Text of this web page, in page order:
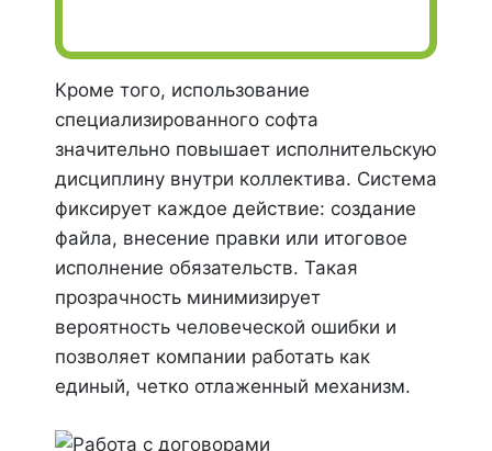
Кроме того, использование
специализированного софта
значительно повышает исполнительскую
дисциплину внутри коллектива. Система
фиксирует каждое действие: создание
файла, внесение правки или итоговое
исполнение обязательств. Такая
прозрачность минимизирует
вероятность человеческой ошибки и
позволяет компании работать как
единый, четко отлаженный механизм.